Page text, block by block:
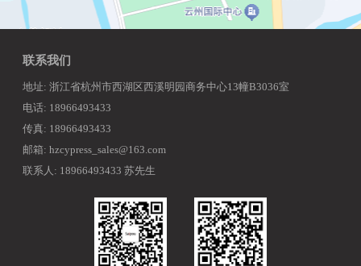
联系我们
地址: 浙江省杭州市西湖区西溪明园商务中心13幢B3036室
电话: 18966493433
传真: 18966493433
邮箱: hzcypress_sales@163.com
联系人: 18966493433 苏先生